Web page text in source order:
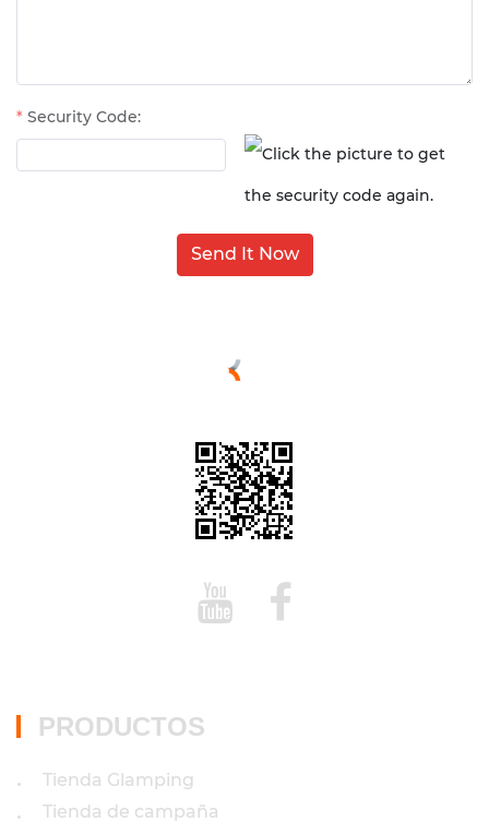
Security Code:
Send It Now
PRODUCTOS
• Tienda Glamping
• Tienda de campaña